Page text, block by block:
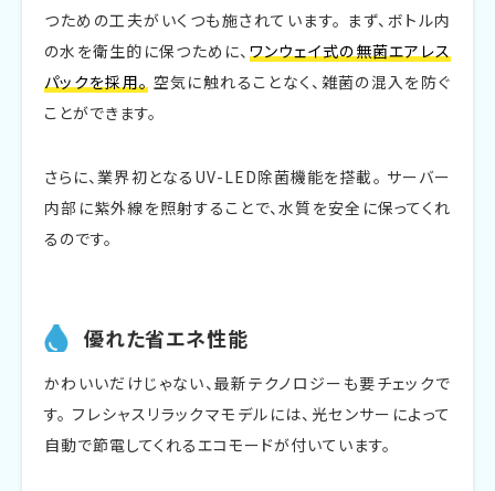
つための工夫がいくつも施されています。 まず、ボトル内
の水を衛生的に保つために、 ワンウェイ式の無菌エアレス
パックを採用。 空気に触れることなく、雑菌の混入を防ぐ
ことができます。
さらに、業界初となるUV-LED除菌機能を搭載。 サーバー
内部に紫外線を照射することで、水質を安全に保ってくれ
るのです。
優れた省エネ性能
かわいいだけじゃない、最新テクノロジーも要チェックで
す。 フレシャスリラックマモデルには、光センサーによって
自動で節電してくれるエコモードが付いています。